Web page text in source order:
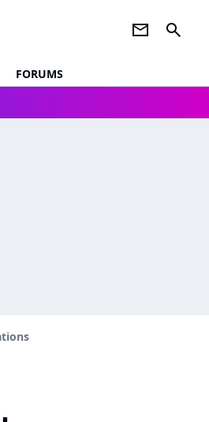
newsletter search
FORUMS